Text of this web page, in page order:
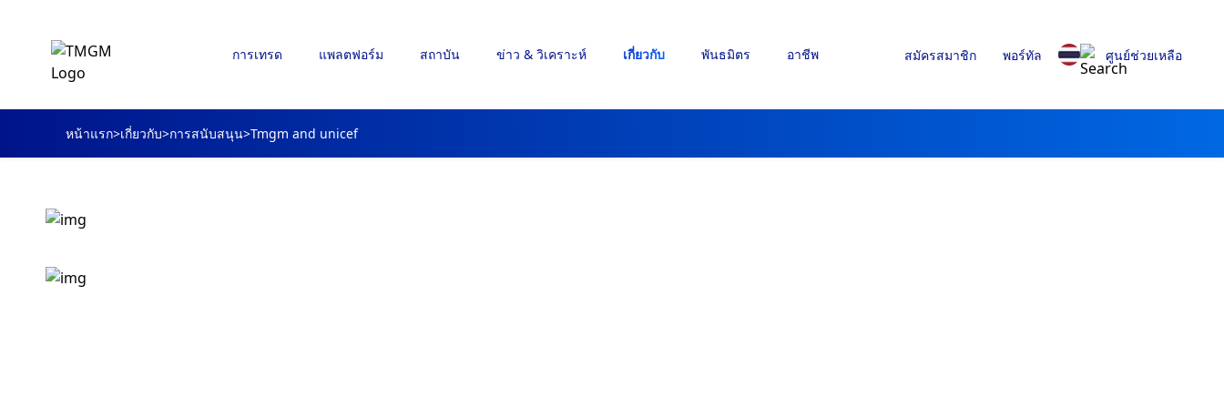
การเทรด แพลตฟอร์ม สถาบัน ข่าว & วิเคราะห์ เกี่ยวกับ พันธมิตร อาชีพ สมัครสมาชิก พอร์ทัล ศูนย์ช่วยเหลือ
หน้าแรก>เกี่ยวกับ>การสนับสนุน>Tmgm and unicef